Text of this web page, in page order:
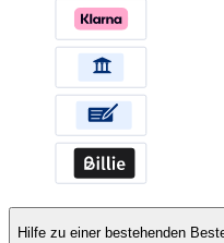
Hilfe zu einer bestehenden